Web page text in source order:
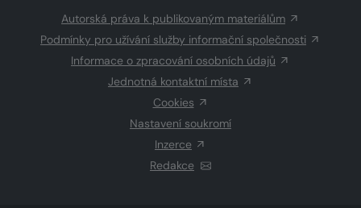
Autorská práva k publikovaným materiálům
Podmínky pro užívání služby informační společnosti
Informace o zpracování osobních údajů
Jednotná kontaktní místa
Cookies
Nastavení soukromí
Inzerce
Redakce